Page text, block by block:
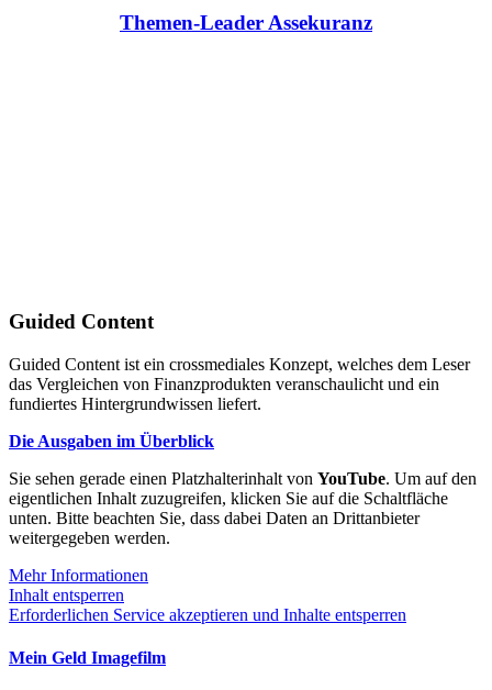
Themen-Leader Assekuranz
Guided Content
Guided Content ist ein crossmediales Konzept, welches dem Leser
das Vergleichen von Finanzprodukten veranschaulicht und ein
fundiertes Hintergrundwissen liefert.
Die Ausgaben im Überblick
Sie sehen gerade einen Platzhalterinhalt von YouTube. Um auf den
eigentlichen Inhalt zuzugreifen, klicken Sie auf die Schaltfläche
unten. Bitte beachten Sie, dass dabei Daten an Drittanbieter
weitergegeben werden.
Mehr Informationen
Inhalt entsperren
Erforderlichen Service akzeptieren und Inhalte entsperren
Mein Geld Imagefilm